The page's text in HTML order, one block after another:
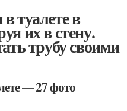
туалете в
их в стену.
трубу своими
— 27 фото